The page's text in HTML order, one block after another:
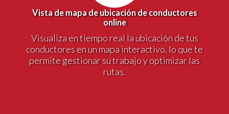
Vista de mapa de ubicación de conductores
online
Visualiza en tiempo real la ubicación de tus
conductores en un mapa interactivo, lo que te
permite gestionar su trabajo y optimizar las
rutas.